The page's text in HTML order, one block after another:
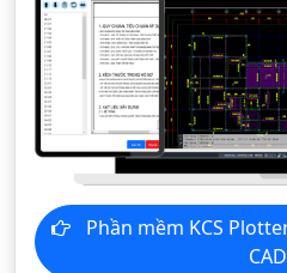
Phần mềm KCS Plotter - In ấn tự động trong
CAD